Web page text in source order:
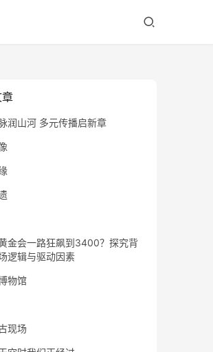
润山河 多元传播启新章
金会一路狂飙到3400？探究背
逻辑与驱动因素
物馆
现场